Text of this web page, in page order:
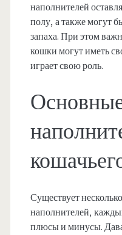
наполнителей
полу, а также могут
запаха. При этом
кошки могут иметь
играет свою роль.
Существует
наполнителей,
плюсы и минусы.